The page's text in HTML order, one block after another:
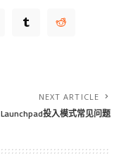
NEXT ARTICLE
Launchpad投入模式常见问题